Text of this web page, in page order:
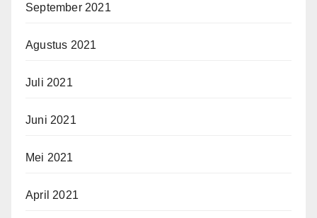
September 2021
Agustus 2021
Juli 2021
Juni 2021
Mei 2021
April 2021